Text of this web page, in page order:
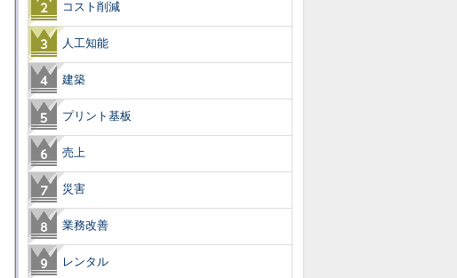
コスト削減
人工知能
建築
プリント基板
売上
災害
業務改善
レンタル